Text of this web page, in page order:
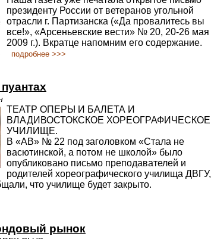
президенту России от ветеранов угольной
отрасли г. Партизанска («Да провалитесь вы
все!», «Арсеньевские вести» № 20, 20-26 мая
2009 г.). Вкратце напомним его содержание.
подробнее >>>
ТЕАТР ОПЕРЫ И БАЛЕТА И
ВЛАДИВОСТОКСКОЕ ХОРЕОГРАФИЧЕСКОЕ
УЧИЛИЩЕ.
В «АВ» № 22 под заголовком «Стала не
васютинской, а потом не школой» было
опубликовано письмо преподавателей и
родителей хореографического училища ДВГУ,
что училище будет закрыто.
рынок